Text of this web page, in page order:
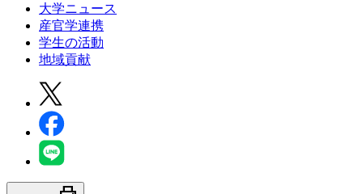
大学ニュース
産官学連携
学生の活動
地域貢献